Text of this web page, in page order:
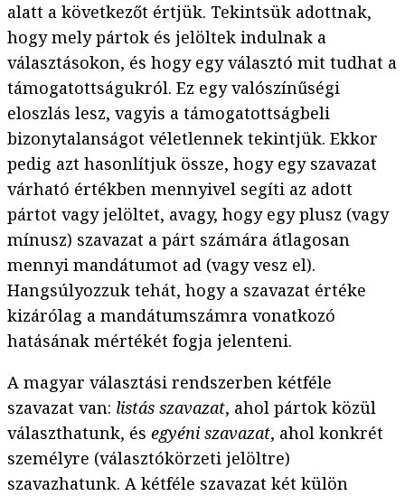
alatt a következőt értjük. Tekintsük adottnak,
hogy mely pártok és jelöltek indulnak a
választásokon, és hogy egy választó mit tudhat a
támogatottságukról. Ez egy valószínűségi
eloszlás lesz, vagyis a támogatottságbeli
bizonytalanságot véletlennek tekintjük. Ekkor
pedig azt hasonlítjuk össze, hogy egy szavazat
várható értékben mennyivel segíti az adott
pártot vagy jelöltet, avagy, hogy egy plusz (vagy
mínusz) szavazat a párt számára átlagosan
mennyi mandátumot ad (vagy vesz el).
Hangsúlyozzuk tehát, hogy a szavazat értéke
kizárólag a mandátumszámra vonatkozó
hatásának mértékét fogja jelenteni.
A magyar választási rendszerben kétféle
szavazat van: listás szavazat, ahol pártok közül
választhatunk, és egyéni szavazat, ahol konkrét
személyre (választókörzeti jelöltre)
szavazhatunk. A kétféle szavazat két külön